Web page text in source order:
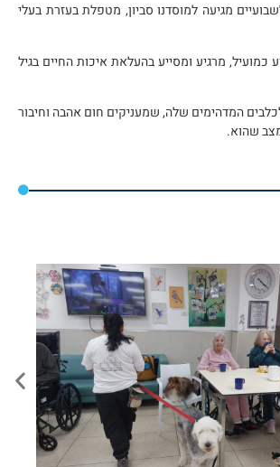
מגיעה למוסדנו סביון, מטפלת בעזרת בעלי
כמועיל, מרגיע ומסייע בהעלאת איכות החיים בגיל
המדהימים שלה, שמעניקים חום אהבה וחיבור
שהוא.